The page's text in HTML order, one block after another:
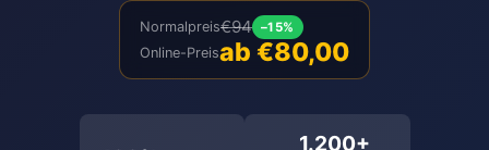
Normalpreis€94 –15%
Online-Preisab €80,00
1.200+